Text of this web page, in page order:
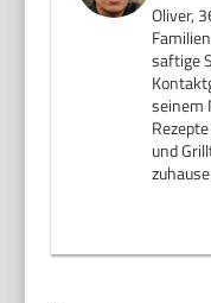
Oliver,
saftige
seinem
und